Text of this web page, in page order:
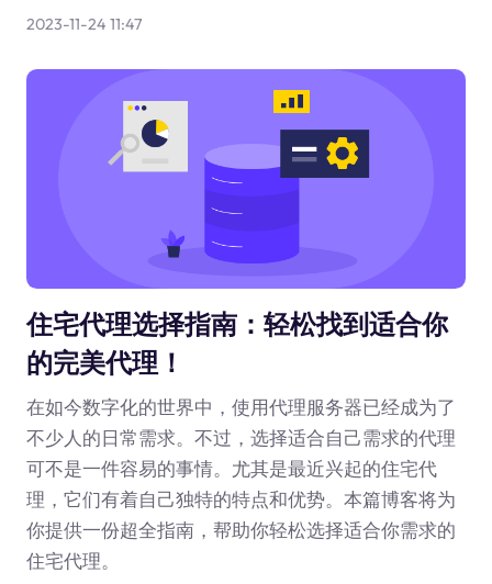
2023-11-24 11:47
住宅代理选择指南：轻松找到适合你
的完美代理！
在如今数字化的世界中，使用代理服务器已经成为了
不少人的日常需求。不过，选择适合自己需求的代理
可不是一件容易的事情。尤其是最近兴起的住宅代
理，它们有着自己独特的特点和优势。本篇博客将为
你提供一份超全指南，帮助你轻松选择适合你需求的
住宅代理。